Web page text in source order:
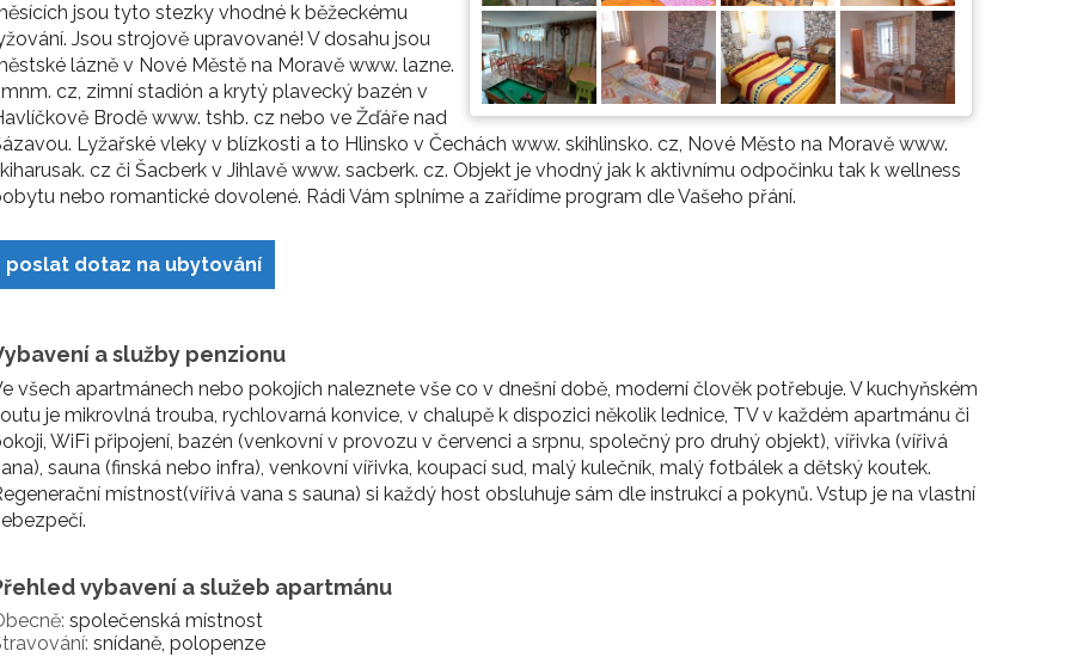
jsou tyto stezky vhodné k běžeckému
Jsou strojově upravované! V dosahu jsou
lázně v Nové Městě na Moravě www. lazne.
cz, zimní stadión a krytý plavecký bazén v
Brodě www. tshb. cz nebo ve Žďáře nad
Lyžařské vleky v blízkosti a to Hlinsko v Čechách www. skihlinsko. cz, Nové Město na Moravě www.
cz či Šacberk v Jihlavě www. sacberk. cz. Objekt je vhodný jak k aktivnímu odpočinku tak k wellness
nebo romantické dovolené. Rádi Vám splníme a zařídíme program dle Vašeho přání.
poslat dotaz na ubytování
a služby penzionu
všech apartmánech nebo pokojích naleznete vše co v dnešní době, moderní člověk potřebuje. V kuchyňském
je mikrovlná trouba, rychlovarná konvice, v chalupě k dispozici několik lednice, TV v každém apartmánu či
WiFi připojení, bazén (venkovní v provozu v červenci a srpnu, společný pro druhý objekt), vířivka (vířivá
sauna (finská nebo infra), venkovní vířivka, koupací sud, malý kulečník, malý fotbálek a dětský koutek.
místnost(vířivá vana s sauna) si každý host obsluhuje sám dle instrukcí a pokynů. Vstup je na vlastní
vybavení a služeb apartmánu
společenská místnost
snídaně, polopenze